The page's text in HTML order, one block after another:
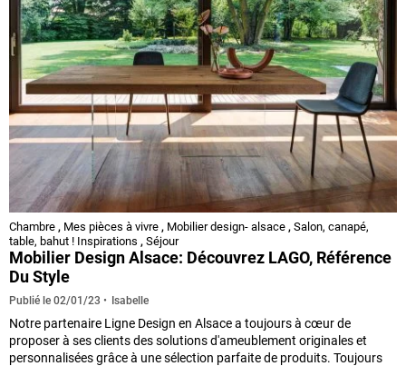
Chambre , Mes pièces à vivre , Mobilier design- alsace , Salon, canapé,
table, bahut ! Inspirations , Séjour
Mobilier Design Alsace: Découvrez LAGO, Référence
Du Style
Publié le 02/01/23 Isabelle
Notre partenaire Ligne Design en Alsace a toujours à cœur de
proposer à ses clients des solutions d'ameublement originales et
personnalisées grâce à une sélection parfaite de produits. Toujours